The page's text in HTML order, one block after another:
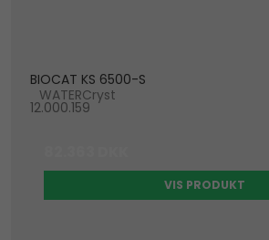
BIOCAT KS 6500-S
WATERCryst
12.000.159
VIS PRODUKT